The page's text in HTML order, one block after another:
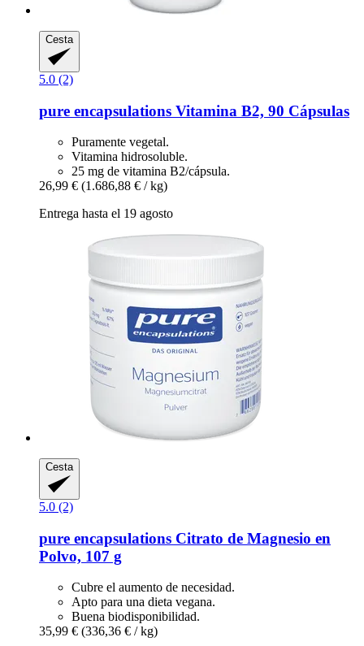
Cesta
5.0 (2)
pure encapsulations Vitamina B2, 90 Cápsulas
Puramente vegetal.
Vitamina hidrosoluble.
25 mg de vitamina B2/cápsula.
26,99 € (1.686,88 € / kg)
Entrega hasta el 19 agosto
Cesta
5.0 (2)
pure encapsulations Citrato de Magnesio en
Polvo, 107 g
Cubre el aumento de necesidad.
Apto para una dieta vegana.
Buena biodisponibilidad.
35,99 € (336,36 € / kg)